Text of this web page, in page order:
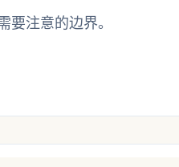
注意的边界。